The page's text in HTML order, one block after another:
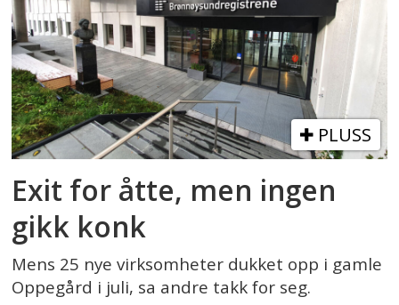
PLUSS
Exit for åtte, men ingen
gikk konk
Mens 25 nye virksomheter dukket opp i gamle
Oppegård i juli, sa andre takk for seg.